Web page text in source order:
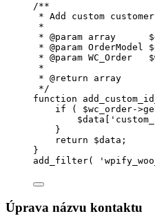
/**
* Add custom
*
* @param array
* @param OrderModel
* @param WC_Order
*
* @return
array
*/
function
if ( $wc_order->
$data
'
}
return
$data ;
}
add_filter( '
Úprava názvu kontaktu